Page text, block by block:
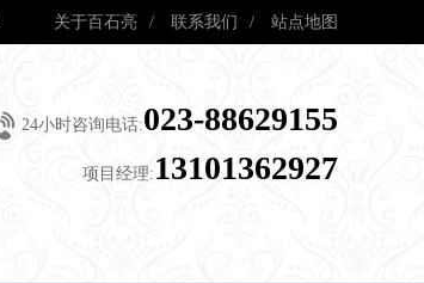
关于百石亮 / 联系我们 / 站点地图
24小时咨询电话:023-88629155
项目经理: 13101362927